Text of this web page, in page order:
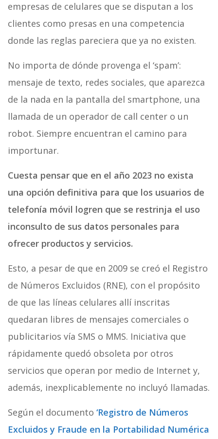
empresas de celulares que se disputan a los
clientes como presas en una competencia
donde las reglas pareciera que ya no existen.
No importa de dónde provenga el ‘spam’:
mensaje de texto, redes sociales, que aparezca
de la nada en la pantalla del smartphone, una
llamada de un operador de call center o un
robot. Siempre encuentran el camino para
importunar.
Cuesta pensar que en el año 2023 no exista
una opción definitiva para que los usuarios de
telefonía móvil logren que se restrinja el uso
inconsulto de sus datos personales para
ofrecer productos y servicios.
Esto, a pesar de que en 2009 se creó el Registro
de Números Excluidos (RNE), con el propósito
de que las líneas celulares allí inscritas
quedaran libres de mensajes comerciales o
publicitarios vía SMS o MMS. Iniciativa que
rápidamente quedó obsoleta por otros
servicios que operan por medio de Internet y,
además, inexplicablemente no incluyó llamadas.
Según el documento ‘Registro de Números
Excluidos y Fraude en la Portabilidad Numérica